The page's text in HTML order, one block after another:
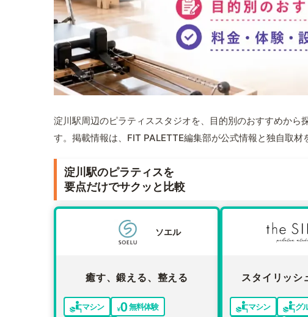
淀川駅周辺のピラティススタジオを、目的別のおすすめか
す。掲載情報は、FIT PALETTE編集部が公式情報と独自取材
淀川駅のピラティスを
要点だけでサクッと比較
ソエル
癒す、鍛える、整える
マシン
無料体験
スタイリッシ
マシン
グ